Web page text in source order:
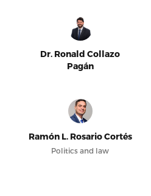
Dr. Ronald Collazo
Pagán
Ramón L. Rosario Cortés
Politics and law